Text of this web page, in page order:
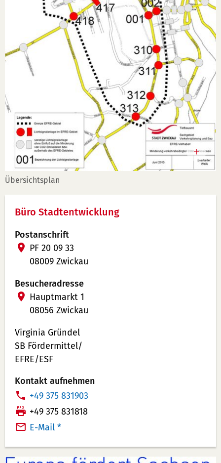
Übersichtsplan
Büro Stadtentwicklung
Postanschrift
PF 20 09 33
08009 Zwickau
Besucheradresse
Hauptmarkt 1
08056 Zwickau
Virginia Gründel
SB Fördermittel/
EFRE/ESF
Kontakt aufnehmen
T
e
l
f
+49 375 831903
F
a
+49 375 831818
E-Mail *